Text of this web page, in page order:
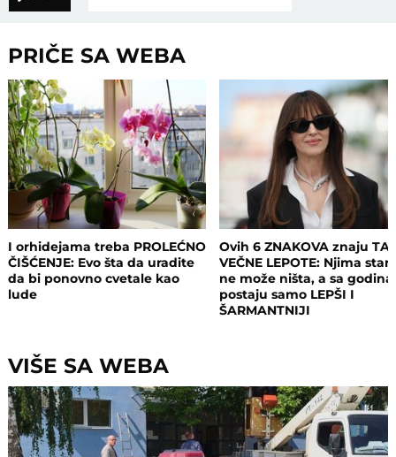
PRIČE SA WEBA
I orhidejama treba PROLEĆNO
ČIŠĆENJE: Evo šta da uradite
da bi ponovno cvetale kao
lude
Ovih 6 ZNAKOVA znaju
VEČNE LEPOTE: Njima
ne može ništa, a sa
postaju samo LEPŠI I
ŠARMANTNIJI
VIŠE SA WEBA